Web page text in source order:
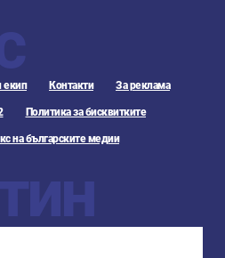
екип Контакти За реклама
Политика за бисквитките
на българските медии